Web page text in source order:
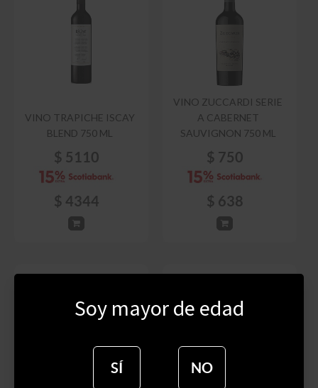
VINO TRAPICHE ISCAY
BLEND 750 ML
$ 5110
$ 4344
VINO ZUCCARDI SERIE
A CABERNET
SAUVIGNON 750 ML
$ 750
$ 638
Soy mayor de edad
SÍ NO